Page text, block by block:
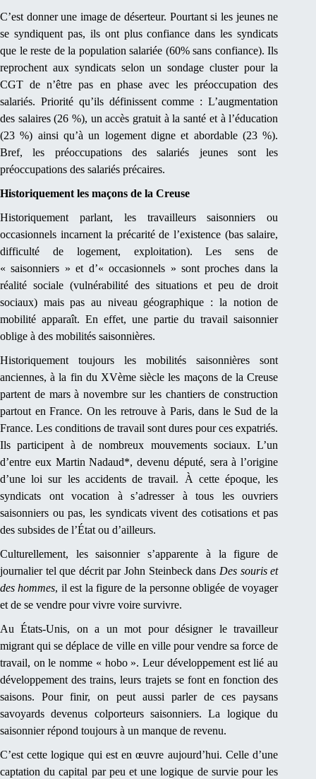
C’est donner une image de déserteur. Pourtant si les jeunes ne
se syndiquent pas, ils ont plus confiance dans les syndicats
que le reste de la population salariée (60% sans confiance). Ils
reprochent aux syndicats selon un sondage cluster pour la
CGT de n’être pas en phase avec les préoccupation des
salariés. Priorité qu’ils définissent comme : L’augmentation
des salaires (26 %), un accès gratuit à la santé et à l’éducation
(23 %) ainsi qu’à un logement digne et abordable (23 %).
Bref, les préoccupations des salariés jeunes sont les
préoccupations des salariés précaires.
Historiquement les maçons de la Creuse
Historiquement parlant, les travailleurs saisonniers ou
occasionnels incarnent la précarité de l’existence (bas salaire,
difficulté de logement, exploitation). Les sens de
« saisonniers » et d’« occasionnels » sont proches dans la
réalité sociale (vulnérabilité des situations et peu de droit
sociaux) mais pas au niveau géographique : la notion de
mobilité apparaît. En effet, une partie du travail saisonnier
oblige à des mobilités saisonnières.
Historiquement toujours les mobilités saisonnières sont
anciennes, à la fin du XVème siècle les maçons de la Creuse
partent de mars à novembre sur les chantiers de construction
partout en France. On les retrouve à Paris, dans le Sud de la
France. Les conditions de travail sont dures pour ces expatriés.
Ils participent à de nombreux mouvements sociaux. L’un
d’entre eux Martin Nadaud*, devenu député, sera à l’origine
d’une loi sur les accidents de travail. À cette époque, les
syndicats ont vocation à s’adresser à tous les ouvriers
saisonniers ou pas, les syndicats vivent des cotisations et pas
des subsides de l’État ou d’ailleurs.
Culturellement, les saisonnier s’apparente à la figure de
journalier tel que décrit par John Steinbeck dans Des souris et
des hommes, il est la figure de la personne obligée de voyager
et de se vendre pour vivre voire survivre.
Au États-Unis, on a un mot pour désigner le travailleur
migrant qui se déplace de ville en ville pour vendre sa force de
travail, on le nomme « hobo ». Leur développement est lié au
développement des trains, leurs trajets se font en fonction des
saisons. Pour finir, on peut aussi parler de ces paysans
savoyards devenus colporteurs saisonniers. La logique du
saisonnier répond toujours à un manque de revenu.
C’est cette logique qui est en œuvre aujourd’hui. Celle d’une
captation du capital par peu et une logique de survie pour les